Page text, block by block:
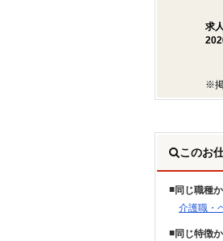
求
※掲
このお
同じ職種
介護職・
同じ特徴